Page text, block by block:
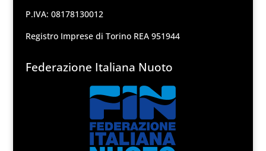
P.IVA: 08178130012
Registro Imprese di Torino REA 951944
Federazione Italiana Nuoto